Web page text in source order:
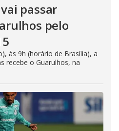
passar
pelo
às 9h (horário de Brasília), a
recebe o Guarulhos, na